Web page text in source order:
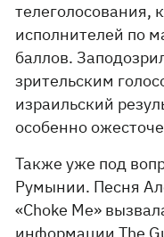
телеголосования,
исполнителей по
баллов.
зрительским
израильский
особенно
Также уже под
Румынии. Песня
«Choke Me»